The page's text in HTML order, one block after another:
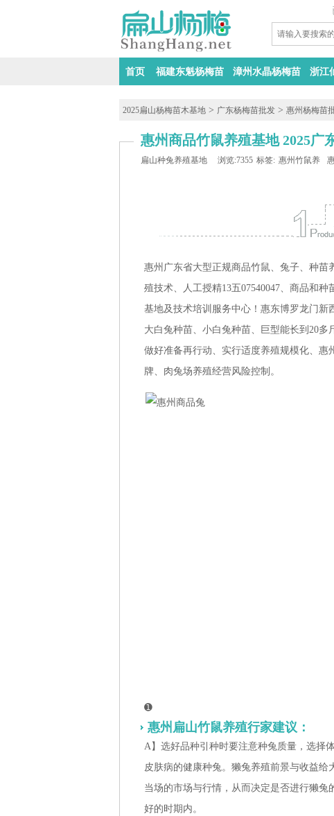
首页 福建东魁杨梅苗 漳州水晶杨梅苗 浙江
2025扁山杨梅苗木基地 > 广东杨梅苗批发 > 惠州杨梅苗
惠州商品竹鼠养殖基地 2025广
扁山种兔养殖基地 浏览:7355 标签: 惠州竹鼠养殖
惠州广东省大型正规商品竹鼠、兔子、种苗
殖技术、人工授精13五07540047、商品和
基地及技术培训服务中心！惠东博罗龙门新
大白兔种苗、小白兔种苗、巨型能长到20多
做好准备再行动、实行适度养殖规模化、
牌、肉兔场养殖经营风险控制。
➊
惠州扁山竹鼠养殖行家建议：
A】选好品种引种时要注意种兔质量，选择
皮肤病的健康种兔。獭兔养殖前景与收益
当场的市场与行情，从而决定是否进行獭
好的时期内。